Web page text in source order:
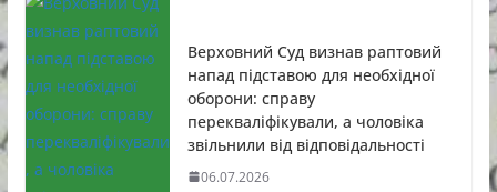
Верховний Суд визнав раптовий
напад підставою для необхідної
оборони: справу
перекваліфікували, а чоловіка
звільнили від відповідальності
06.07.2026